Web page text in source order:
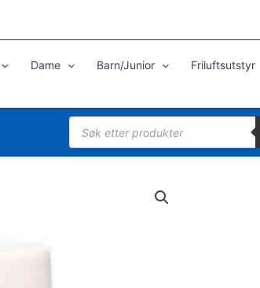
Dame Barn/Junior Friluftsutstyr
Products
search